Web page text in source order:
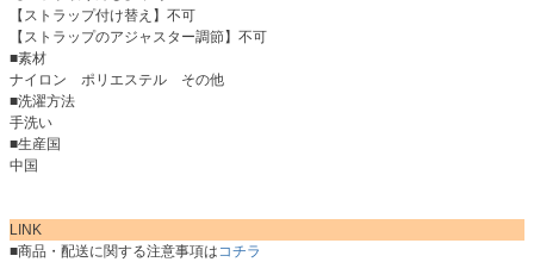
【ストラップ付け替え】不可
【ストラップのアジャスター調節】不可
■素材
ナイロン ポリエステル その他
■洗濯方法
手洗い
■生産国
中国
LINK
■商品・配送に関する注意事項はコチラ